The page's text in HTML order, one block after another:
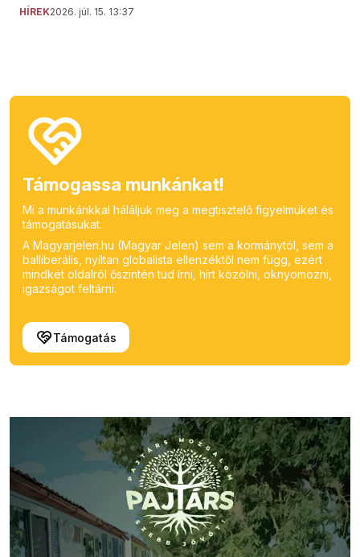
HÍREK2026. júl. 15. 13:37
Támogassa munkánkat!
Mi a munkánkkal háláljuk meg a megtisztelő figyelmüket és
támogatásukat.
A Magyarjelen.hu (Magyar Jelen) sem a kormánytól, sem a
balliberális, nyíltan globalista ellenzéktől nem függ, ezért
mindkét oldalról őszintén tud írni, hírt közölni, oknyomozni,
igazságot feltárni.
Támogatás